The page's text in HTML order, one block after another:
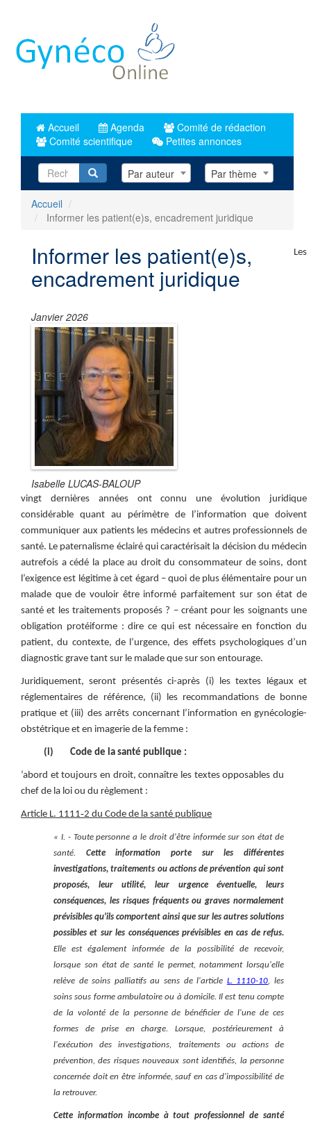
principal
Accueil Agenda
Comité de rédaction
Comité scientifique
Petites annonces
RecherchePar auteur Par thème
Accueil
Informer les patient(e)s, encadrement juridique
Informer les patient(e)s,
encadrement juridique
Janvier 2026
Isabelle LUCAS-BALOUP
Les
vingt dernières années ont connu une évolution juridique
considérable quant au périmètre de l’information que doivent
communiquer aux patients les médecins et autres professionnels de
santé. Le paternalisme éclairé qui caractérisait la décision du médecin
autrefois a cédé la place au droit du consommateur de soins, dont
l’exigence est légitime à cet égard – quoi de plus élémentaire pour un
malade que de vouloir être informé parfaitement sur son état de
santé et les traitements proposés ? – créant pour les soignants une
obligation protéiforme : dire ce qui est nécessaire en fonction du
patient, du contexte, de l’urgence, des effets psychologiques d’un
diagnostic grave tant sur le malade que sur son entourage.
Juridiquement, seront présentés ci-après (i) les textes légaux et
réglementaires de référence, (ii) les recommandations de bonne
pratique et (iii) des arrêts concernant l’information en gynécologie-
obstétrique et en imagerie de la femme :
(i) Code de la santé publique :
’abord et toujours en droit, connaître les textes opposables du
chef de la loi ou du règlement :
Article L. 1111‑2 du Code de la santé publique
« I. - Toute personne a le droit d'être informée sur son état de
santé. Cette information porte sur les différentes
investigations, traitements ou actions de prévention qui sont
proposés, leur utilité, leur urgence éventuelle, leurs
conséquences, les risques fréquents ou graves normalement
prévisibles qu'ils comportent ainsi que sur les autres solutions
possibles et sur les conséquences prévisibles en cas de refus.
Elle est également informée de la possibilité de recevoir,
lorsque son état de santé le permet, notamment lorsqu'elle
relève de soins palliatifs au sens de l'article L. 1110-10, les
soins sous forme ambulatoire ou à domicile. Il est tenu compte
de la volonté de la personne de bénéficier de l'une de ces
formes de prise en charge. Lorsque, postérieurement à
l'exécution des investigations, traitements ou actions de
prévention, des risques nouveaux sont identifiés, la personne
concernée doit en être informée, sauf en cas d'impossibilité de
la retrouver.
Cette information incombe à tout professionnel de santé